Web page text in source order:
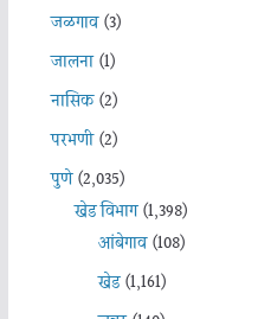
जळगाव(3)
जालना(1)
नासिक(2)
परभणी(2)
पुणे(2,035)
खेड विभाग(1,398)
आंबेगाव(108)
खेड(1,161)